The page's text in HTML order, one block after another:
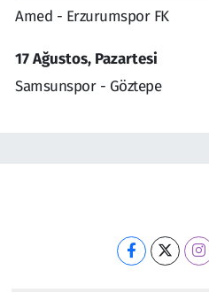
Amed - Erzurumspor FK
17 Ağustos, Pazartesi
Samsunspor - Göztepe